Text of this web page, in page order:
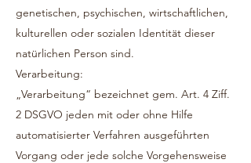
genetischen, psychischen, wirtschaftlichen,
kulturellen oder sozialen Identität dieser
natürlichen Person sind.
Verarbeitung:
„Verarbeitung“ bezeichnet gem. Art. 4 Ziff.
2 DSGVO jeden mit oder ohne Hilfe
automatisierter Verfahren ausgeführten
Vorgang oder jede solche Vorgehensweise